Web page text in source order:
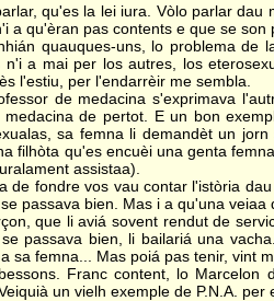
qu'es la lei iura. Vòlo parlar
qu'èran pas contents e que se son
quauques-uns, lo problema de
a mai per los autres, los
l'estiu, per l'endarrèir me sembla.
de medacina s'exprimava
de pertot. E un bon
sa femna li demandèt un
filhòta qu'es encuèi una genta
assistaa).
de fondre vos vau contar l'istòria
passava bien. Mas i a qu'una veiaa
que li aviá sovent rendut de
passava bien, li bailariá una
femna... Mas poiá pas tenir, vint
Franc content, lo
un vielh exemple de P.N.A. per